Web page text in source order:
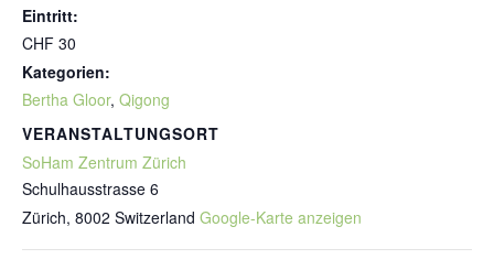
Eintritt:
CHF 30
Kategorien:
Bertha Gloor, Qigong
VERANSTALTUNGSORT
SoHam Zentrum Zürich
Schulhausstrasse 6
Zürich, 8002 Switzerland Google-Karte anzeigen